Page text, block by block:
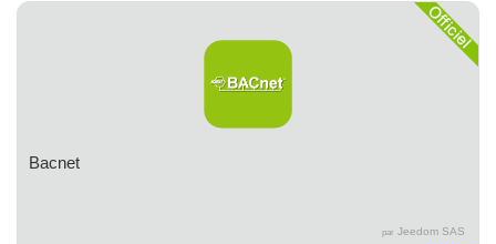
Bacnet
par Jeedom SAS